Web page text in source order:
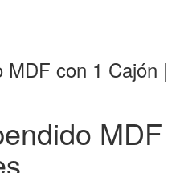
MDF con 1 Cajón |
MDF